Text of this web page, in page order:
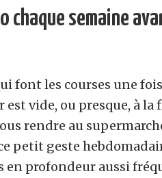
semaine
font les courses une
vide, ou presque, à la
rendre au
petit geste
en profondeur aussi